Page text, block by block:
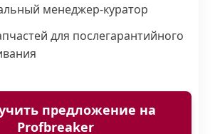
менеджер-куратор
для послегарантийного
предложение на
Profbreaker